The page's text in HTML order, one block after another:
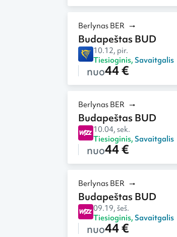
Berlynas BER
Budapeštas BUD
10.12, pir.
Tiesioginis, Savaitgalis
nuo44 €
Berlynas BER
Budapeštas BUD
10.04, sek.
Tiesioginis, Savaitgalis
nuo44 €
Berlynas BER
Budapeštas BUD
09.19, šeš.
Tiesioginis, Savaitgalis
nuo44 €